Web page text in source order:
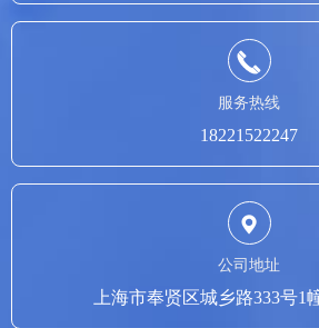
服务热线
18221522247
公司地址
上海市奉贤区城乡路333号1